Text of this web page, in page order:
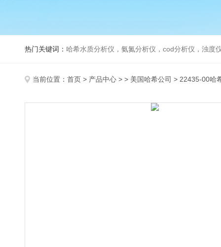
热门关键词： 哈希水质分析仪，氨氮分析仪，cod分析仪，浊度
当前位置： 首页 > 产品中心 > > 美国哈希公司 > 22435-00哈